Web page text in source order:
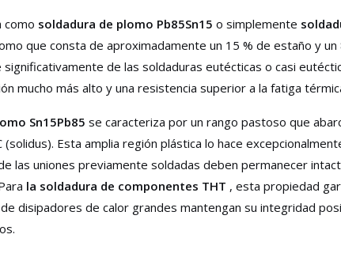
como soldadura de plomo Pb85Sn15 o simplemente
que consta de aproximadamente un 15 % de estaño y un
de las soldaduras eutécticas o casi
mucho más alto y una resistencia superior a la fatiga
Sn15Pb85 se caracteriza por un rango pastoso que
Esta amplia región plástica lo hace
las uniones previamente soldadas deben permanecer
la soldadura de componentes THT , esta propiedad
disipadores de calor grandes mantengan su integridad